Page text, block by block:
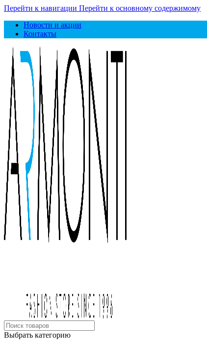
Перейти к навигации Перейти к основному содержимому
Новости и акции
Контакты
Выбрать категорию